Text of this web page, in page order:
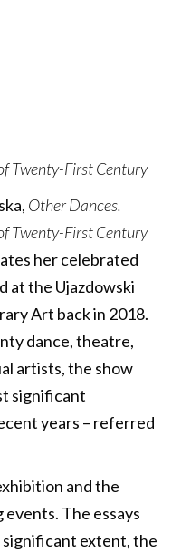
Twenty-First Century
Other Dances.
Twenty-First Century
her celebrated
at the Ujazdowski
Art back in 2018.
dance, theatre,
artists, the show
significant
years – referred
and the
The essays
extent, the